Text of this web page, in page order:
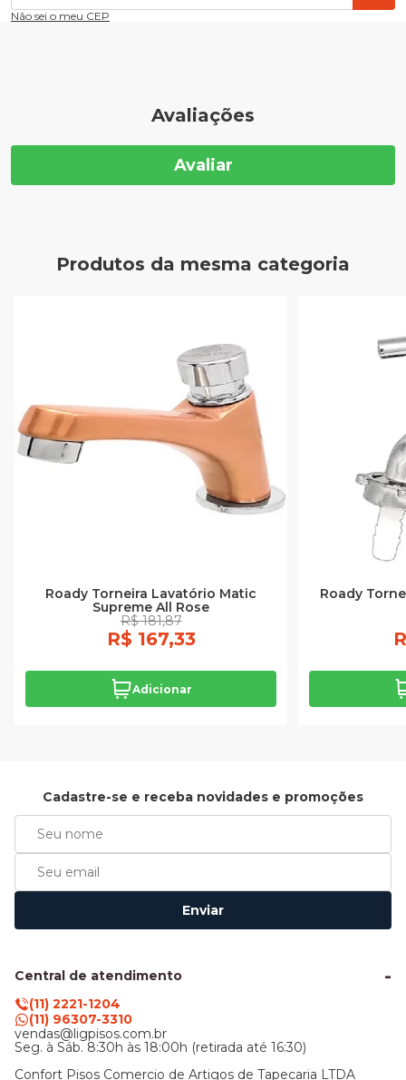
Não sei o meu CEP
Avaliações
Avaliar
Produtos da mesma categoria
Roady Torneira Lavatório Matic
Supreme All Rose
R$ 181,87
R$ 167,33
Adicionar
Roady
Cadastre-se e receba novidades e promoções
Enviar
Central de atendimento
(11) 2221-1204
(11) 96307-3310
vendas@ligpisos.com.br
Seg. à Sáb. 8:30h às 18:00h (retirada até 16:30)
Confort Pisos Comercio de Artigos de Tapecaria LTDA